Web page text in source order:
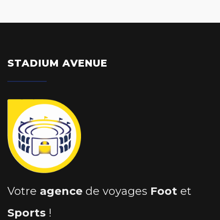
STADIUM AVENUE
Votre agence de voyages Foot et
Sports !